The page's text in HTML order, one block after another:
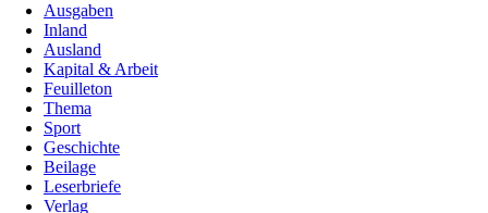
Ausgaben
Inland
Ausland
Kapital & Arbeit
Feuilleton
Thema
Sport
Geschichte
Beilage
Leserbriefe
Verlag